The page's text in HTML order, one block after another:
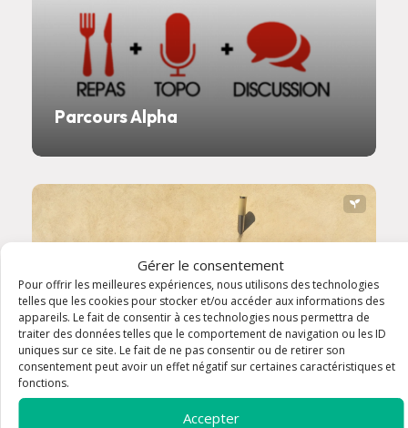
Gérer le consentement
Pour offrir les meilleures expériences, nous utilisons des technologies
telles que les cookies pour stocker et/ou accéder aux informations des
appareils. Le fait de consentir à ces technologies nous permettra de
traiter des données telles que le comportement de navigation ou les ID
uniques sur ce site. Le fait de ne pas consentir ou de retirer son
consentement peut avoir un effet négatif sur certaines caractéristiques et
fonctions.
Accepter
Parcours Alpha